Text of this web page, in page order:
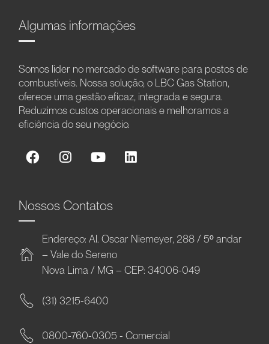
Algumas informações
Somos líder no mercado de software para postos de
combustíveis. Nossa solução, o LBC Gas Station,
oferece uma gestão eficaz, integrada e segura.
Reduzimos custos operacionais e melhoramos a
eficiência do seu negócio.
Nossos Contatos
Endereço: Al. Oscar Niemeyer, 288 / 5º andar
– Vale do Sereno
Nova Lima / MG – CEP: 34006-049
(31) 3215-6400
0800-760-0305 - Comercial